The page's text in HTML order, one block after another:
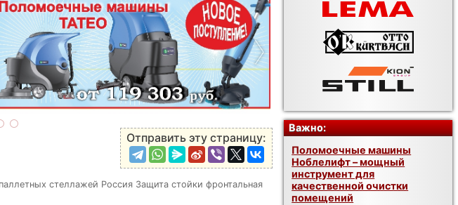
›
Отправить эту страницу:
стеллажей Россия Защита стойки фронтальная
Важно:
Поломоечные машины
Ноблелифт – мощный
инструмент для
качественной очистки
помещений